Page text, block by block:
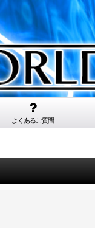
よくあるご質問